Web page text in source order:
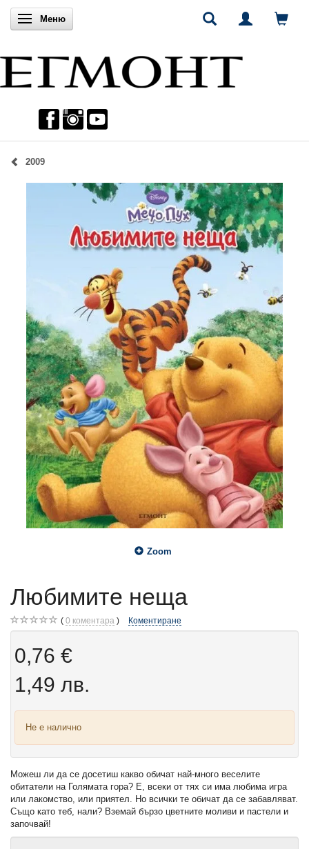
Включи навигацията
Меню
2009
Zoom
Любимите неща
0 коментара Коментиране
0,76 €
1,49 лв.
Не е налично
Можеш ли да се досетиш какво обичат най-много веселите
обитатели на Голямата гора? Е, всеки от тях си има любима игра
или лакомство, или приятел. Но всички те обичат да се забавляват.
Също като теб, нали? Вземай бързо цветните моливи и пастели и
започвай!